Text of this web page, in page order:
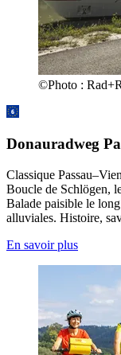
©Photo :
Donauradweg
Classique
Boucle de Schlögen,
Balade paisible le
alluviales. Histoire,
En savoir plus